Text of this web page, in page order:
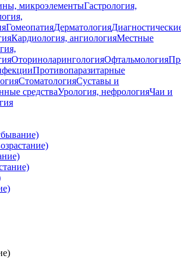
микроэлементыГастрология,
ГомеопатияДерматология
Кардиология, ангиологияМестные
ОториноларингологияОфтальмология
Противопаразитарные
СтоматологияСуставы и
средстваУрология, нефрологияЧаи и